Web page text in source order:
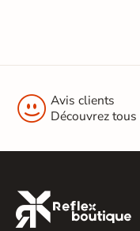
 Avis clients
Découvrez
